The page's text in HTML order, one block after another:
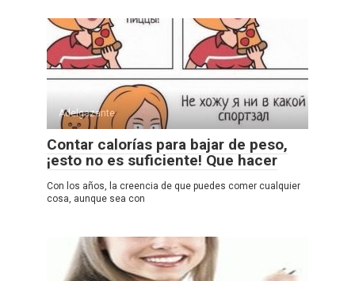
Adelgazante
Contar calorías para bajar de peso,
¡esto no es suficiente! Que hacer
Con los años, la creencia de que puedes comer cualquier
cosa, aunque sea con